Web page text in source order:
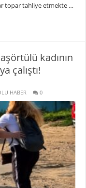
topar tahliye etmekte …
kadının
çalıştı!
HABER 0